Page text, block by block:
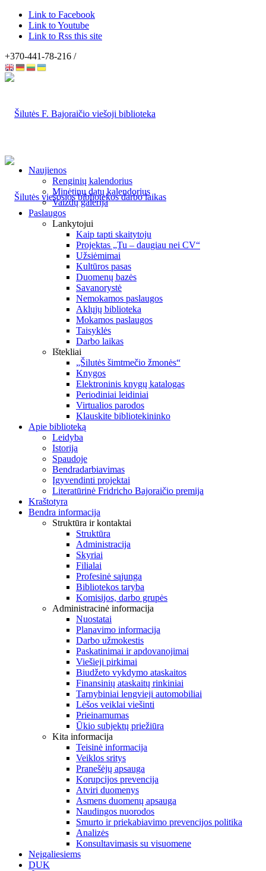
Link to Facebook
Link to Youtube
Link to Rss this site
+370-441-78-216 /
Naujienos
Renginių kalendorius
Minėtinų datų kalendorius
Vaizdų galerija
Paslaugos
Lankytojui
Kaip tapti skaitytoju
Projektas „Tu – daugiau nei CV“
Užsiėmimai
Kultūros pasas
Duomenų bazės
Savanorystė
Nemokamos paslaugos
Aklųjų biblioteka
Mokamos paslaugos
Taisyklės
Darbo laikas
Ištekliai
„Šilutės šimtmečio žmonės“
Knygos
Elektroninis knygų katalogas
Periodiniai leidiniai
Virtualios parodos
Klauskite bibliotekininko
Apie biblioteką
Leidyba
Istorija
Spaudoje
Bendradarbiavimas
Įgyvendinti projektai
Literatūrinė Fridricho Bajoraičio premija
Kraštotyra
Bendra informacija
Struktūra ir kontaktai
Struktūra
Administracija
Skyriai
Filialai
Profesinė sąjunga
Bibliotekos taryba
Komisijos, darbo grupės
Administracinė informacija
Nuostatai
Planavimo informacija
Darbo užmokestis
Paskatinimai ir apdovanojimai
Viešieji pirkimai
Biudžeto vykdymo ataskaitos
Finansinių ataskaitų rinkiniai
Tarnybiniai lengvieji automobiliai
Lėšos veiklai viešinti
Prieinamumas
Ūkio subjektų priežiūra
Kita informacija
Teisinė informacija
Veiklos sritys
Pranešėjų apsauga
Korupcijos prevencija
Atviri duomenys
Asmens duomenų apsauga
Naudingos nuorodos
Smurto ir priekabiavimo prevencijos politika
Analizės
Konsultavimasis su visuomene
Neįgaliesiems
DUK